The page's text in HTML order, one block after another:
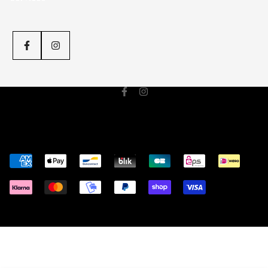
Adresse
C.G.V
Politique d'envoi
Mentions légales